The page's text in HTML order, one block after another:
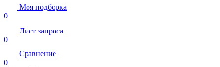
Моя подборка
0
Лист запроса
0
Сравнение
0